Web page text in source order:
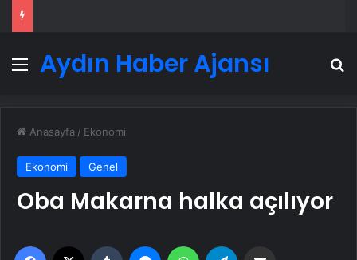
Menü
Aydın Haber Ajansı
Anasayfa / Ekonomi
Ekonomi Genel
Oba Makarna halka açılıyor
Facebook Tumblr MessengerWhatsApp